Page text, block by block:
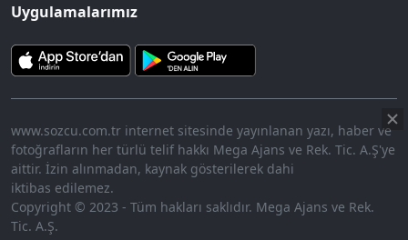
Uygulamalarımız
www.sozcu.com.tr internet sitesinde yayınlanan yazı, haber ve
fotoğrafların her türlü telif hakkı Mega Ajans ve Rek. Tic. A.Ş'ye
aittir. İzin alınmadan, kaynak gösterilerek dahi
iktibas edilemez.
Copyright © 2023 - Tüm hakları saklıdır. Mega Ajans ve Rek.
Tic. A.Ş.